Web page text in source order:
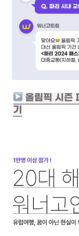
올림픽 시즌
기